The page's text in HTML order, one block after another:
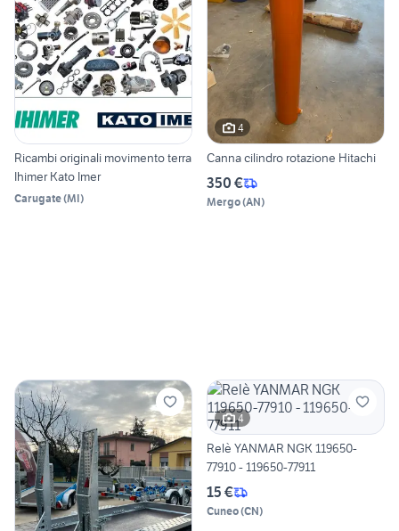
Ricambi originali movimento terra
Ihimer Kato Imer
Carugate(MI)
4
Canna cilindro rotazione Hitachi
350 €
Mergo(AN)
4
Relè YANMAR NGK 119650-
77910 - 119650-77911
15 €
Cuneo(CN)